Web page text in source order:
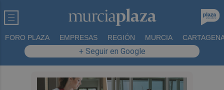
FORO PLAZA EMPRESAS REGIÓN MURCIA
+ Seguir en Google